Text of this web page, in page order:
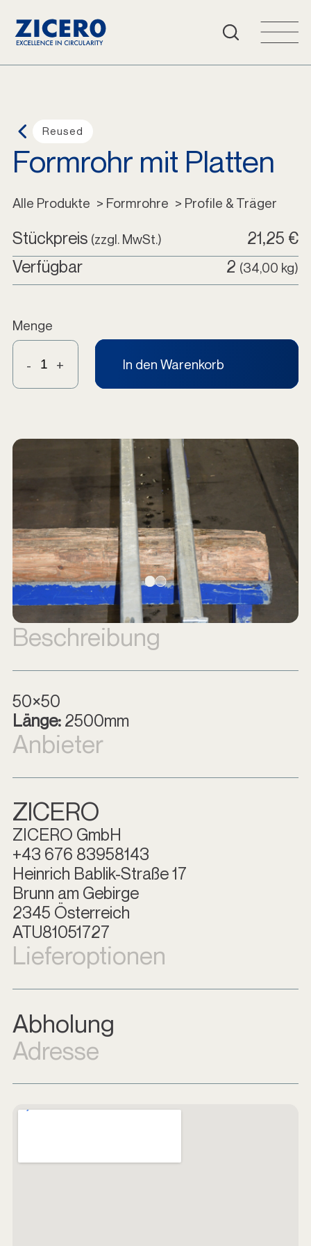
Deutsch
Reused
Formrohr mit Platten
Alle Produkte > Formrohre > Profile & Träger
Stückpreis (zzgl. MwSt.)
21,25 €
Verfügbar
2 (34,00 kg)
Menge
- + In den Warenkorb
Beschreibung
50×50
Länge:2500mm
Anbieter
ZICERO
ZICERO GmbH
+43 676 83958143
Heinrich Bablik-Straße 17
Brunn am Gebirge
2345 Österreich
ATU81051727
Lieferoptionen
Abholung
Adresse